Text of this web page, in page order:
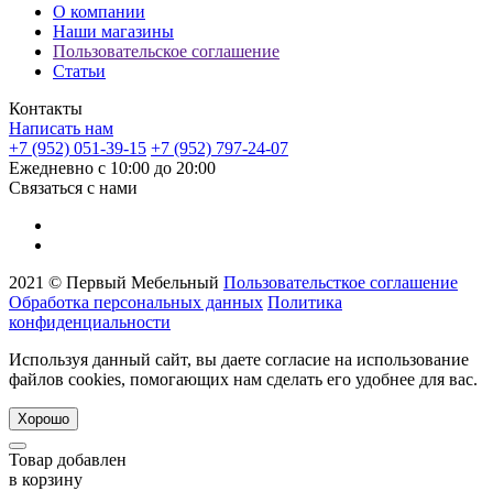
О компании
Наши магазины
Пользовательское соглашение
Статьи
Контакты
Написать нам
+7 (952) 051-39-15 +7 (952) 797-24-07
Ежедневно с 10:00 до 20:00
Связаться с нами
2021 © Первый Мебельный Пользовательсткое соглашение
Обработка персональных данных Политика
конфиденциальности
Используя данный сайт, вы даете согласие на использование
файлов cookies, помогающих нам сделать его удобнее для вас.
Хорошо
Товар добавлен
в корзину